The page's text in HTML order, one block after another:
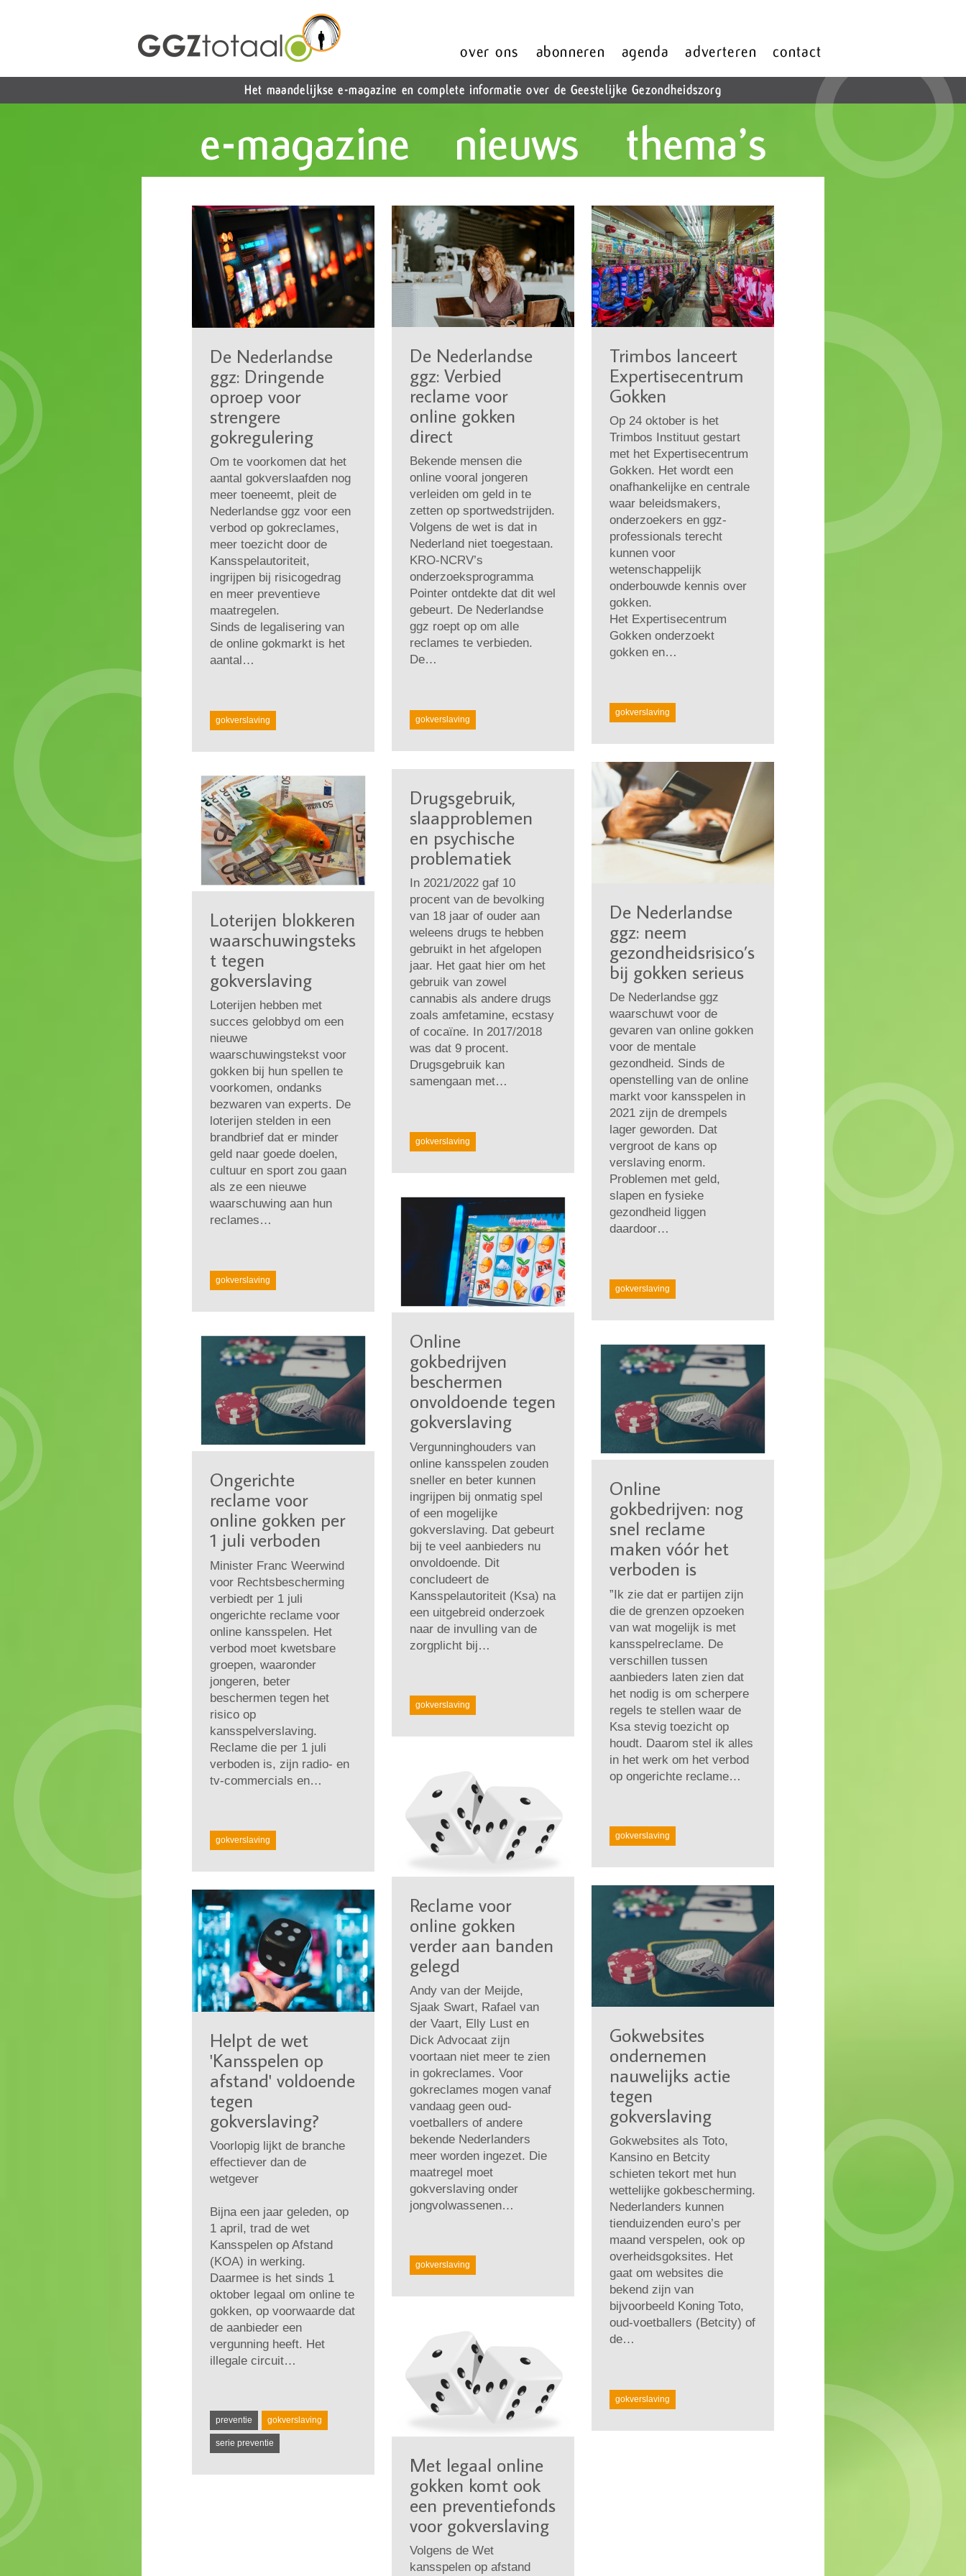
De Nederlandse
ggz: Dringende
oproep voor
strengere
gokregulering
Om te voorkomen dat het
aantal gokverslaafden nog
meer toeneemt, pleit de
Nederlandse ggz voor een
verbod op gokreclames,
meer toezicht door de
Kansspelautoriteit,
ingrijpen bij risicogedrag
en meer preventieve
maatregelen.
Sinds de legalisering van
de online gokmarkt is het
aantal…
gokverslaving
De Nederlandse
ggz: Verbied
reclame voor
online gokken
direct
Bekende mensen die
online vooral jongeren
verleiden om geld in te
zetten op sportwedstrijden.
Volgens de wet is dat in
Nederland niet toegestaan.
KRO-NCRV’s
onderzoeksprogramma
Pointer ontdekte dat dit wel
gebeurt. De Nederlandse
ggz roept op om alle
reclames te verbieden.
De…
gokverslaving
Trimbos lanceert
Expertisecentrum
Gokken
Op 24 oktober is het
Trimbos Instituut gestart
met het Expertisecentrum
Gokken. Het wordt een
onafhankelijke en centrale
waar beleidsmakers,
onderzoekers en ggz-
professionals terecht
kunnen voor
wetenschappelijk
onderbouwde kennis over
gokken.
Het Expertisecentrum
Gokken onderzoekt
gokken en…
gokverslaving
De Nederlandse
ggz: neem
gezondheidsrisico’s
bij gokken serieus
De Nederlandse ggz
waarschuwt voor de
gevaren van online gokken
voor de mentale
gezondheid. Sinds de
openstelling van de online
markt voor kansspelen in
2021 zijn de drempels
lager geworden. Dat
vergroot de kans op
verslaving enorm.
Problemen met geld,
slapen en fysieke
gezondheid liggen
daardoor…
gokverslaving
Drugsgebruik,
slaapproblemen
en psychische
problematiek
In 2021/2022 gaf 10
procent van de bevolking
van 18 jaar of ouder aan
weleens drugs te hebben
gebruikt in het afgelopen
jaar. Het gaat hier om het
gebruik van zowel
cannabis als andere drugs
zoals amfetamine, ecstasy
of cocaïne. In 2017/2018
was dat 9 procent.
Drugsgebruik kan
samengaan met…
gokverslaving
Loterijen blokkeren
waarschuwingsteks
t tegen
gokverslaving
Loterijen hebben met
succes gelobbyd om een
nieuwe
waarschuwingstekst voor
gokken bij hun spellen te
voorkomen, ondanks
bezwaren van experts. De
loterijen stelden in een
brandbrief dat er minder
geld naar goede doelen,
cultuur en sport zou gaan
als ze een nieuwe
waarschuwing aan hun
reclames…
gokverslaving
Online
gokbedrijven
beschermen
onvoldoende tegen
gokverslaving
Vergunninghouders van
online kansspelen zouden
sneller en beter kunnen
ingrijpen bij onmatig spel
of een mogelijke
gokverslaving. Dat gebeurt
bij te veel aanbieders nu
onvoldoende. Dit
concludeert de
Kansspelautoriteit (Ksa) na
een uitgebreid onderzoek
naar de invulling van de
zorgplicht bij…
gokverslaving
Ongerichte
reclame voor
online gokken per
1 juli verboden
Minister Franc Weerwind
voor Rechtsbescherming
verbiedt per 1 juli
ongerichte reclame voor
online kansspelen. Het
verbod moet kwetsbare
groepen, waaronder
jongeren, beter
beschermen tegen het
risico op
kansspelverslaving.
Reclame die per 1 juli
verboden is, zijn radio- en
tv-commercials en…
gokverslaving
Online
gokbedrijven: nog
snel reclame
maken vóór het
verboden is
”Ik zie dat er partijen zijn
die de grenzen opzoeken
van wat mogelijk is met
kansspelreclame. De
verschillen tussen
aanbieders laten zien dat
het nodig is om scherpere
regels te stellen waar de
Ksa stevig toezicht op
houdt. Daarom stel ik alles
in het werk om het verbod
op ongerichte reclame…
gokverslaving
Reclame voor
online gokken
verder aan banden
gelegd
Andy van der Meijde,
Sjaak Swart, Rafael van
der Vaart, Elly Lust en
Dick Advocaat zijn
voortaan niet meer te zien
in gokreclames. Voor
gokreclames mogen vanaf
vandaag geen oud-
voetballers of andere
bekende Nederlanders
meer worden ingezet. Die
maatregel moet
gokverslaving onder
jongvolwassenen…
gokverslaving
Gokwebsites
ondernemen
nauwelijks actie
tegen
gokverslaving
Gokwebsites als Toto,
Kansino en Betcity
schieten tekort met hun
wettelijke gokbescherming.
Nederlanders kunnen
tienduizenden euro’s per
maand verspelen, ook op
overheidsgoksites. Het
gaat om websites die
bekend zijn van
bijvoorbeeld Koning Toto,
oud-voetballers (Betcity) of
de…
gokverslaving
Helpt de wet
'Kansspelen op
afstand' voldoende
tegen
gokverslaving?
Voorlopig lijkt de branche
effectiever dan de
wetgever
Bijna een jaar geleden, op
1 april, trad de wet
Kansspelen op Afstand
(KOA) in werking.
Daarmee is het sinds 1
oktober legaal om online te
gokken, op voorwaarde dat
de aanbieder een
vergunning heeft. Het
illegale circuit…
preventie gokverslaving
serie preventie
Met legaal online
gokken komt ook
een preventiefonds
voor gokverslaving
Volgens de Wet
kansspelen op afstand